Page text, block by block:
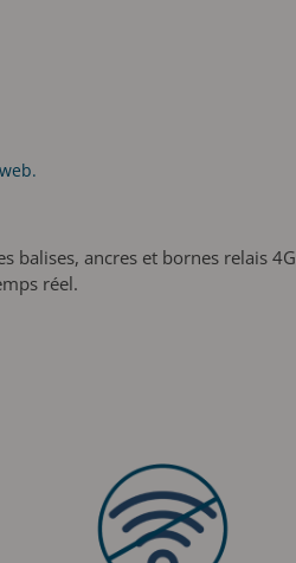
balises, ancres et bornes relais 4G
réel.